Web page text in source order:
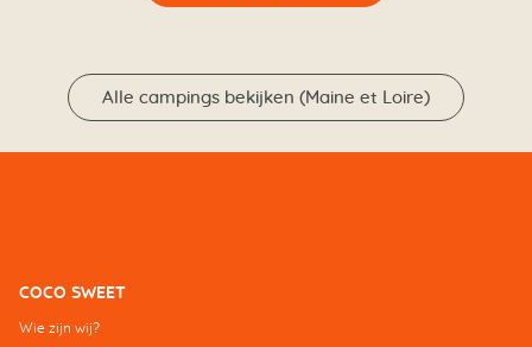
Alle campings bekijken (Maine et Loire)
COCO SWEET
Wie zijn wij?